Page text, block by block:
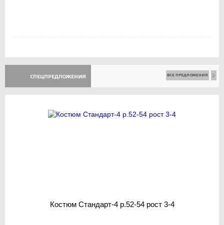
СПЕЦПРЕДЛОЖЕНИЯ ВСЕ ПРЕДЛОЖЕНИЯ
Костюм Стандарт-4 р.52-54 рост 3-4